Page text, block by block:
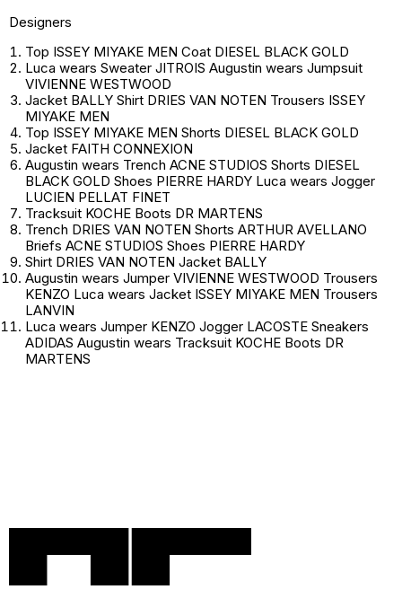
Designers
Top ISSEY MIYAKE MEN Coat DIESEL BLACK GOLD
Luca wears Sweater JITROIS Augustin wears Jumpsuit
VIVIENNE WESTWOOD
Jacket BALLY Shirt DRIES VAN NOTEN Trousers ISSEY
MIYAKE MEN
Top ISSEY MIYAKE MEN Shorts DIESEL BLACK GOLD
Jacket FAITH CONNEXION
Augustin wears Trench ACNE STUDIOS Shorts DIESEL
BLACK GOLD Shoes PIERRE HARDY Luca wears Jogger
LUCIEN PELLAT FINET
Tracksuit KOCHE Boots DR MARTENS
Trench DRIES VAN NOTEN Shorts ARTHUR AVELLANO
Briefs ACNE STUDIOS Shoes PIERRE HARDY
Shirt DRIES VAN NOTEN Jacket BALLY
Augustin wears Jumper VIVIENNE WESTWOOD Trousers
KENZO Luca wears Jacket ISSEY MIYAKE MEN Trousers
LANVIN
Luca wears Jumper KENZO Jogger LACOSTE Sneakers
ADIDAS Augustin wears Tracksuit KOCHE Boots DR
MARTENS